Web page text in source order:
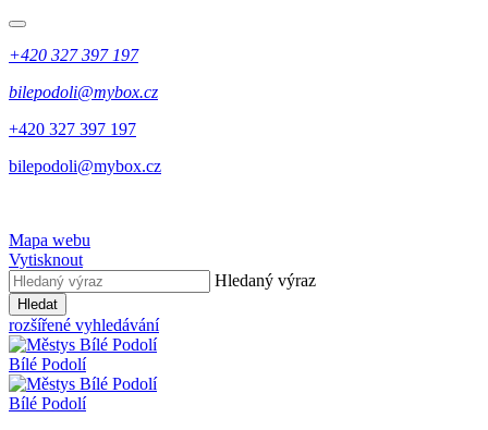
+420 327 397 197
bilepodoli@mybox.cz
+420 327 397 197
bilepodoli@mybox.cz
Mapa webu
Vytisknout
Hledaný výraz
Hledat
rozšířené vyhledávání
Bílé Podolí
Bílé Podolí